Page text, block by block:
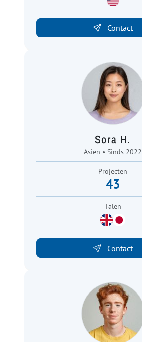
Contact
Sora H.
Asien • Sinds 2022
Projecten
43
Talen
Contact